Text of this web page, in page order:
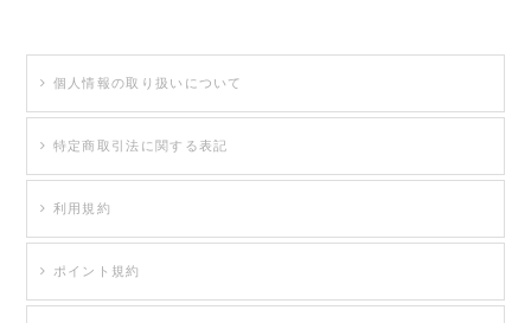
個人情報の取り扱いについて
特定商取引法に関する表記
利用規約
ポイント規約